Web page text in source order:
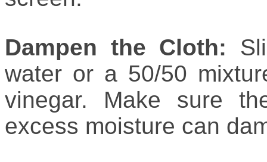
Dampen the Cloth:
water or a 50/50
vinegar. Make sure
excess moisture can